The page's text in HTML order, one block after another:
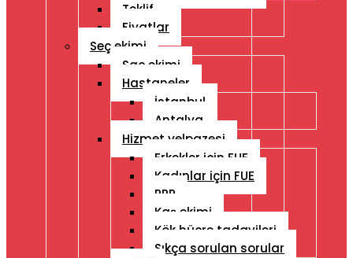
Teklif
Fiyatlar
Seç ekimi
Saç ekimi
Hastaneler
İstanbul
Antalya
Hizmet yelpazesi
Erkekler için FUE
Kadınlar için FUE
PRP
Kaş ekimi
Kök hücre tadavileri
Sıkça sorulan sorular